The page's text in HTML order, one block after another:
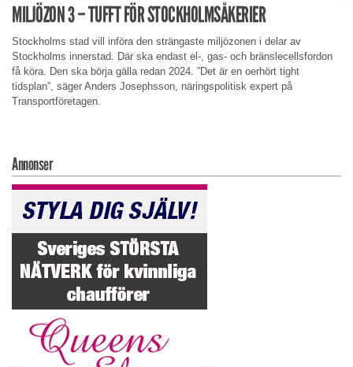
MILJÖZON 3 – TUFFT FÖR STOCKHOLMSÅKERIER
Stockholms stad vill införa den strängaste miljözonen i delar av
Stockholms innerstad. Där ska endast el-, gas- och bränslecellsfordon
få köra. Den ska börja gälla redan 2024. ”Det är en oerhört tight
tidsplan”, säger Anders Josephsson, näringspolitisk expert på
Transportföretagen.
Annonser